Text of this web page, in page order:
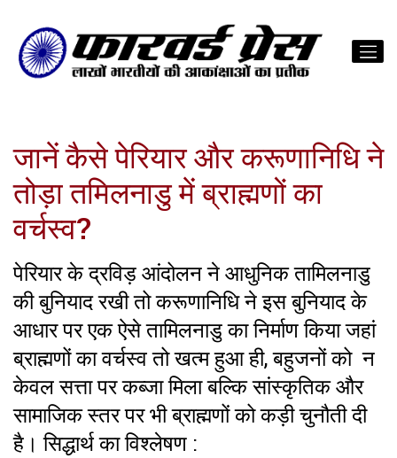
जानें कैसे पेरियार और करूणानिधि ने
तोड़ा तमिलनाडु में ब्राह्मणों का
वर्चस्व?
पेरियार के द्रविड़ आंदोलन ने आधुनिक तामिलनाडु
की बुनियाद रखी तो करूणानिधि ने इस बुनियाद के
आधार पर एक ऐसे तामिलनाडु का निर्माण किया जहां
ब्राह्मणों का वर्चस्व तो खत्म हुआ ही, बहुजनों को न
केवल सत्ता पर कब्जा मिला बल्कि सांस्कृतिक और
सामाजिक स्तर पर भी ब्राह्मणों को कड़ी चुनौती दी
है। सिद्धार्थ का विश्लेषण :